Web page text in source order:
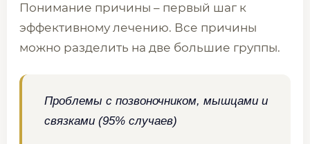
Понимание причины – первый шаг к
эффективному лечению. Все причины
можно разделить на две большие группы.
Проблемы с позвоночником, мышцами и
связками (95% случаев)